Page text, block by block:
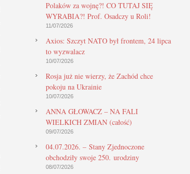
Polaków za wojnę?! CO TUTAJ SIĘ
WYRABIA?! Prof. Osadczy u Roli!
11/07/2026
Axios: Szczyt NATO był frontem, 24 lipca
to wyzwalacz
10/07/2026
Rosja już nie wierzy, że Zachód chce
pokoju na Ukrainie
10/07/2026
ANNA GŁOWACZ – NA FALI
WIELKICH ZMIAN (całość)
09/07/2026
04.07.2026. – Stany Zjednoczone
obchodziły swoje 250. urodziny
08/07/2026